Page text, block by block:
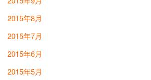
2015年8月
2015年7月
2015年6月
2015年5月